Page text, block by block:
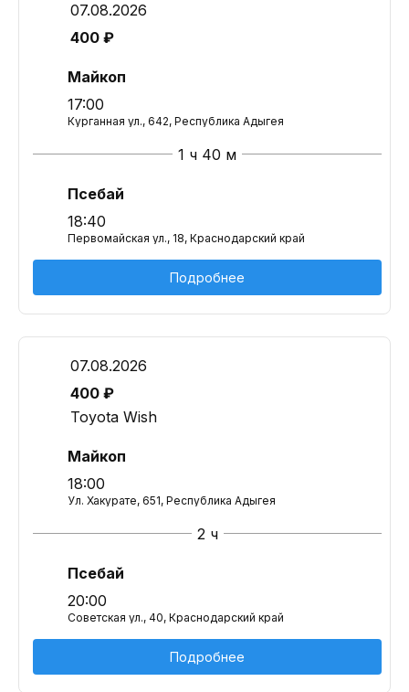
07.08.2026
400 ₽
Майкоп
17:00
Курганная ул., 642, Республика Адыгея
1 ч 40 м
Псебай
18:40
Первомайская ул., 18, Краснодарский край
Подробнее
07.08.2026
400 ₽
Toyota Wish
Майкоп
18:00
Ул. Хакурате, 651, Республика Адыгея
2 ч
Псебай
20:00
Советская ул., 40, Краснодарский край
Подробнее